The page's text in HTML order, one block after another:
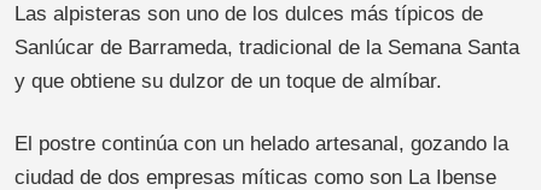
Las alpisteras son uno de los dulces más típicos de
Sanlúcar de Barrameda, tradicional de la Semana Santa
y que obtiene su dulzor de un toque de almíbar.
El postre continúa con un helado artesanal, gozando la
ciudad de dos empresas míticas como son La Ibense